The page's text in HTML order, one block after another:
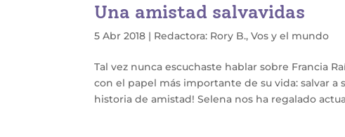
Una amistad salvavidas
5 Abr 2018 | Redactora: Rory B.,Vos y el mundo
Tal vez nunca escuchaste hablar sobre Francia
con el papel más importante de su vida: salvar a
historia de amistad! Selena nos ha regalado